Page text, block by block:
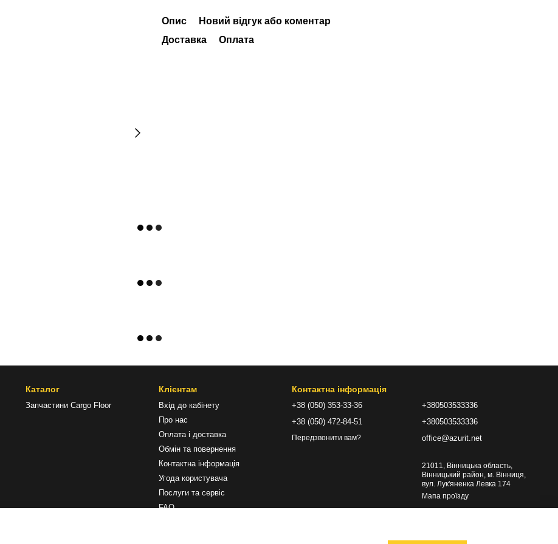
Опис
Новий відгук або коментар
Доставка
Оплата
Каталог
Запчастини Cargo Floor
Клієнтам
Вхід до кабінету
Про нас
Оплата і доставка
Обмін та повернення
Контактна інформація
Угода користувача
Послуги та сервіс
FAQ
Контактна інформація
+38 (050) 353-33-36
+38 (050) 472-84-51
Передзвонити вам?
+380503533336
+380503533336
office@azurit.net
21011, Вінницька область,
Вінницький район, м. Вінниця,
вул. Лук'яненка Левка 174
Мапа проїзду